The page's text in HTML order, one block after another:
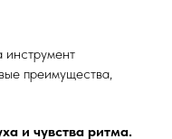
инструмент
преимущества,
и чувства ритма.